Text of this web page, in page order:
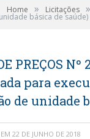
Home » Licitações »
básica de saúde)
PREÇOS
para
de unidade
EM 22 DE JUNHO DE 2018